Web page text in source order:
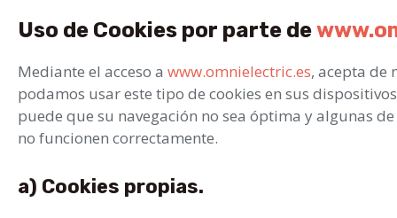
Uso de Cookies por parte de
Mediante el acceso a www.omnielectric.es, acepta de
podamos usar este tipo de cookies en sus
puede que su navegación no sea óptima y algunas
no funcionen correctamente.
a) Cookies propias.